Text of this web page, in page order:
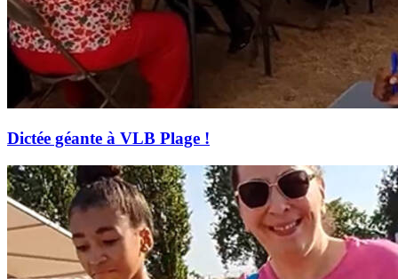
Dictée géante à VLB Plage !